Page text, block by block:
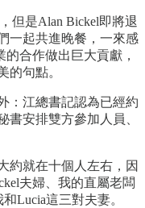
但是Alan Bickel即將退
一起共進晚餐，一來感
合作做出巨大貢獻，
的句點。
：江總書記認為已經約
書安排雙方參加人員、
約就在十個人左右，因
夫婦、我的直屬老闆
Lucia這三對夫妻。